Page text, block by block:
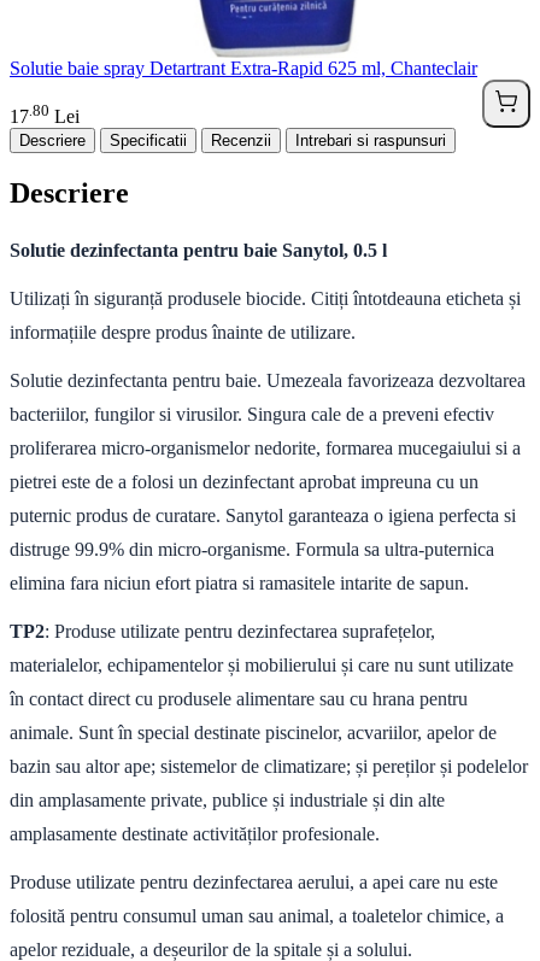
Solutie baie spray Detartrant Extra-Rapid 625 ml, Chanteclair
17 80 Lei
Descriere Specificatii Recenzii Intrebari si raspunsuri
Descriere
Solutie dezinfectanta pentru baie Sanytol, 0.5 l
Utilizați în siguranță produsele biocide. Citiți întotdeauna eticheta și
informațiile despre produs înainte de utilizare.
Solutie dezinfectanta pentru baie. Umezeala favorizeaza dezvoltarea
bacteriilor, fungilor si virusilor. Singura cale de a preveni efectiv
proliferarea micro-organismelor nedorite, formarea mucegaiului si a
pietrei este de a folosi un dezinfectant aprobat impreuna cu un
puternic produs de curatare. Sanytol garanteaza o igiena perfecta si
distruge 99.9% din micro-organisme. Formula sa ultra-puternica
elimina fara niciun efort piatra si ramasitele intarite de sapun.
TP2: Produse utilizate pentru dezinfectarea suprafețelor,
materialelor, echipamentelor și mobilierului și care nu sunt utilizate
în contact direct cu produsele alimentare sau cu hrana pentru
animale. Sunt în special destinate piscinelor, acvariilor, apelor de
bazin sau altor ape; sistemelor de climatizare; și pereților și podelelor
din amplasamente private, publice și industriale și din alte
amplasamente destinate activităților profesionale.
Produse utilizate pentru dezinfectarea aerului, a apei care nu este
folosită pentru consumul uman sau animal, a toaletelor chimice, a
apelor reziduale, a deșeurilor de la spitale și a solului.